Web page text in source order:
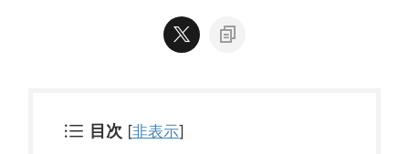
目次 [非表示]